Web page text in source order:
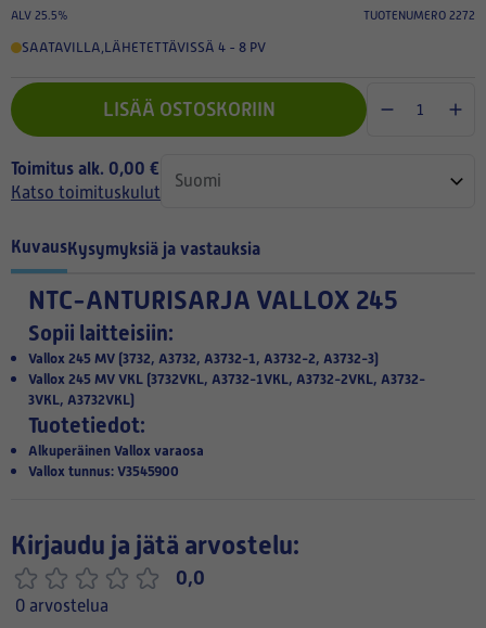
ALV 25.5% TUOTENUMERO 2272
SAATAVILLA,LÄHETETTÄVISSÄ 4 - 8 PV
LISÄÄ OSTOSKORIIN
Toimitus alk. 0,00 €
Katso toimituskulut
KuvausKysymyksiä ja vastauksia
NTC-ANTURISARJA VALLOX 245
Sopii laitteisiin:
Vallox 245 MV (3732, A3732, A3732-1, A3732-2, A3732-3)
Vallox 245 MV VKL (3732VKL, A3732-1VKL, A3732-2VKL, A3732-
3VKL, A3732VKL)
Tuotetiedot:
Alkuperäinen Vallox varaosa
Vallox tunnus: V3545900
Kirjaudu ja jätä arvostelu:
0,0
0 arvostelua